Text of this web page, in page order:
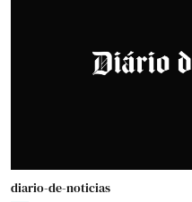
diario-de-noticias